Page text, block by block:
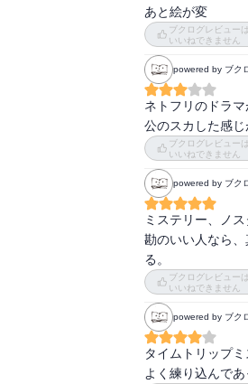
あと絵が変
ブクログレビューは
いいねできません
powered by ブク
ネトフリのドラ
公のスカした感
ブクログレビューは
いいねできません
powered by ブク
ミステリー、ノ
勘のいい人なら
る。
ブクログレビューは
いいねできません
powered by ブク
タイムトリップ
よく練り込んであ